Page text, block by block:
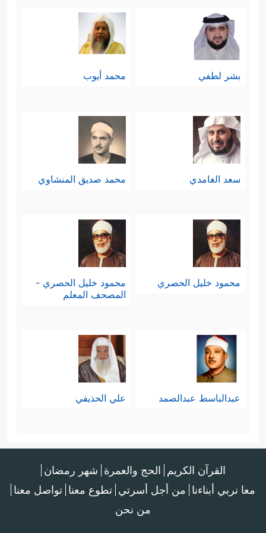
بشر لطفي محمد أيوب
سعد الغامدي محمد صديق المنشاوي
محمود خليل الحصري
محمود خليل الحصري -
المصحف المعلم
عبدالباسط عبدالصمد علي الحذيفي
القرآن الكريم الحج والعمرة شهر رمضان
معا نربي أبناءنا من أجل أسرتي تطوع معنا تواصل معنا
من نحن